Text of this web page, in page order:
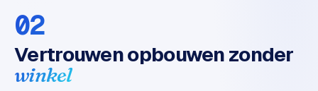
u
l
t
i
-
02
Vertrouwen opbouwen zonder
winkel